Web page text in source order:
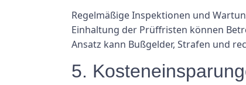
Regelmäßige Inspektionen und
Einhaltung der Prüffristen können
Ansatz kann Bußgelder, Strafen und
5.